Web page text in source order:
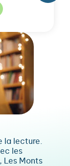
la lecture.
les
Les Monts